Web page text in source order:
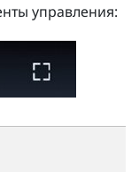
управления: